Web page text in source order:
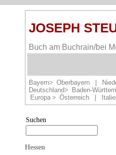
JOSEPH
Buch am Buchrain/bei
Bayern> Oberbayern
Deutschland>
Baden-
Europa > Österreich
Suchen
Hessen